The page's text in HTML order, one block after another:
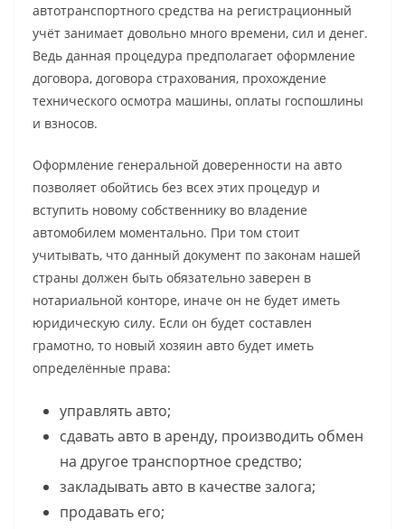
автотранспортного средства на регистрационный
учёт занимает довольно много времени, сил и денег.
Ведь данная процедура предполагает оформление
договора, договора страхования, прохождение
технического осмотра машины, оплаты госпошлины
и взносов.
Оформление генеральной доверенности на авто
позволяет обойтись без всех этих процедур и
вступить новому собственнику во владение
автомобилем моментально. При том стоит
учитывать, что данный документ по законам нашей
страны должен быть обязательно заверен в
нотариальной конторе, иначе он не будет иметь
юридическую силу. Если он будет составлен
грамотно, то новый хозяин авто будет иметь
определённые права:
управлять авто;
сдавать авто в аренду, производить обмен
на другое транспортное средство;
закладывать авто в качестве залога;
продавать его;